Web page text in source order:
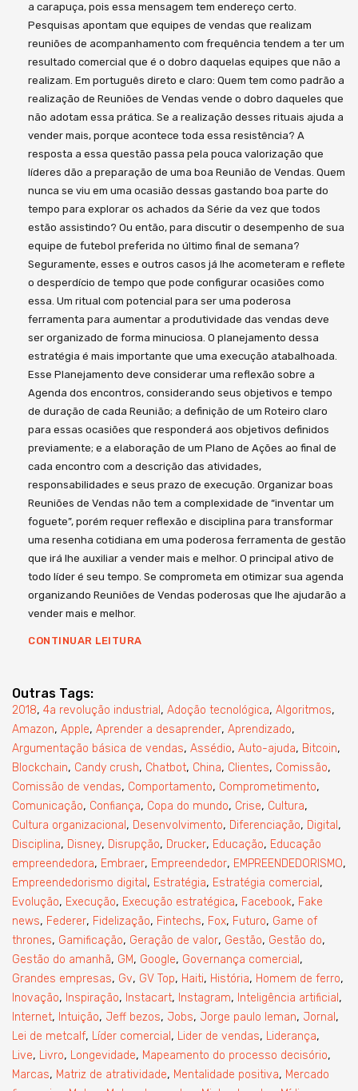
a carapuça, pois essa mensagem tem endereço certo.
Pesquisas apontam que equipes de vendas que realizam
reuniões de acompanhamento com frequência tendem a ter um
resultado comercial que é o dobro daquelas equipes que não a
realizam. Em português direto e claro: Quem tem como padrão a
realização de Reuniões de Vendas vende o dobro daqueles que
não adotam essa prática. Se a realização desses rituais ajuda a
vender mais, porque acontece toda essa resistência? A
resposta a essa questão passa pela pouca valorização que
líderes dão a preparação de uma boa Reunião de Vendas. Quem
nunca se viu em uma ocasião dessas gastando boa parte do
tempo para explorar os achados da Série da vez que todos
estão assistindo? Ou então, para discutir o desempenho de sua
equipe de futebol preferida no último final de semana?
Seguramente, esses e outros casos já lhe acometeram e reflete
o desperdício de tempo que pode configurar ocasiões como
essa. Um ritual com potencial para ser uma poderosa
ferramenta para aumentar a produtividade das vendas deve
ser organizado de forma minuciosa. O planejamento dessa
estratégia é mais importante que uma execução atabalhoada.
Esse Planejamento deve considerar uma reflexão sobre a
Agenda dos encontros, considerando seus objetivos e tempo
de duração de cada Reunião; a definição de um Roteiro claro
para essas ocasiões que responderá aos objetivos definidos
previamente; e a elaboração de um Plano de Ações ao final de
cada encontro com a descrição das atividades,
responsabilidades e seus prazo de execução. Organizar boas
Reuniões de Vendas não tem a complexidade de “inventar um
foguete”, porém requer reflexão e disciplina para transformar
uma resenha cotidiana em uma poderosa ferramenta de gestão
que irá lhe auxiliar a vender mais e melhor. O principal ativo de
todo líder é seu tempo. Se comprometa em otimizar sua agenda
organizando Reuniões de Vendas poderosas que lhe ajudarão a
vender mais e melhor.
CONTINUAR LEITURA
Outras Tags:
2018, 4a revolução industrial , Adoção tecnológica, Algoritmos,
Amazon, Apple, Aprender a desaprender, Aprendizado,
Argumentação básica de vendas, Assédio, Auto-ajuda, Bitcoin,
Blockchain, Candy crush, Chatbot, China, Clientes, Comissão,
Comissão de vendas, Comportamento, Comprometimento,
Comunicação, Confiança, Copa do mundo, Crise, Cultura,
Cultura organizacional , Desenvolvimento, Diferenciação, Digital ,
Disciplina, Disney, Disrupção, Drucker, Educação, Educação
empreendedora, Embraer, Empreendedor, EMPREENDEDORISMO,
Empreendedorismo digital , Estratégia, Estratégia comercial ,
Evolução, Execução, Execução estratégica, Facebook, Fake
news, Federer, Fidelização, Fintechs, Fox, Futuro, Game of
thrones, Gamificação, Geração de valor, Gestão, Gestão do,
Gestão do amanhã, GM, Google, Governança comercial ,
Grandes empresas, Gv, GV Top, Haiti, História, Homem de ferro,
Inovação, Inspiração, Instacart, Instagram, Inteligência artificial ,
Internet, Intuição, Jeff bezos, Jobs, Jorge paulo leman, Jornal ,
Lei de metcalf, Líder comercial , Lider de vendas, Liderança,
Live, Livro, Longevidade, Mapeamento do processo decisório,
Marcas, Matriz de atratividade, Mentalidade positiva, Mercado